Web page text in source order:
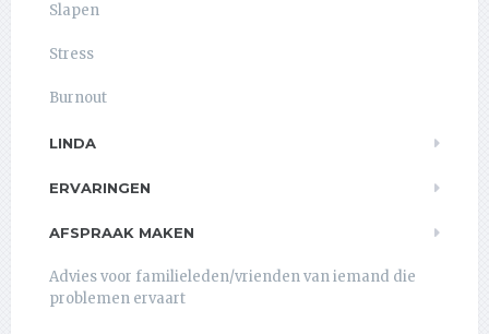
Slapen
Stress
Burnout
LINDA
ERVARINGEN
AFSPRAAK MAKEN
Advies voor familieleden/vrienden van iemand die
problemen ervaart